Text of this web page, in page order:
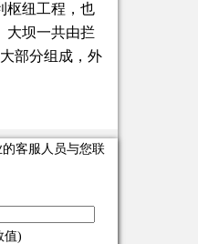
枢纽工程，也
大坝一共由拦
部分组成，外
客服人员与您联
值)